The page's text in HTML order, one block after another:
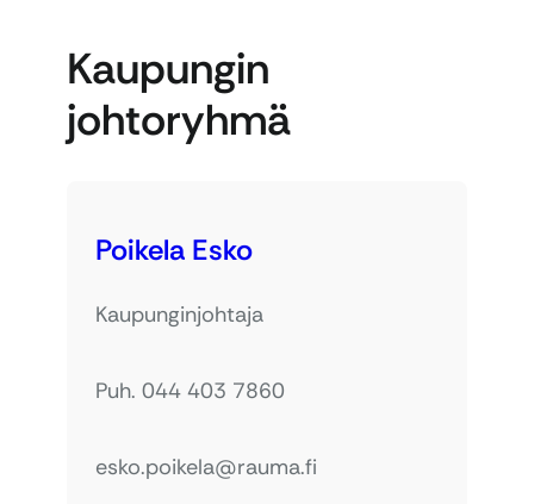
Kaupungin
johtoryhmä
Poikela Esko
Kaupunginjohtaja
Puh. 044 403 7860
esko.poikela@rauma.fi